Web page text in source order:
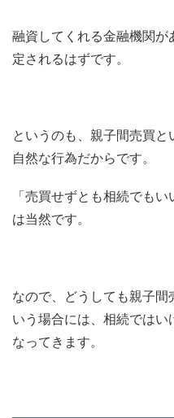
融資してくれる金融機関が
定されるはずです。
というのも、親子間売買
自然な行為だからです。
「売買せずとも相続でも
は当然です。
なので、どうしても親子間
いう場合には、相続ではい
なってきます。